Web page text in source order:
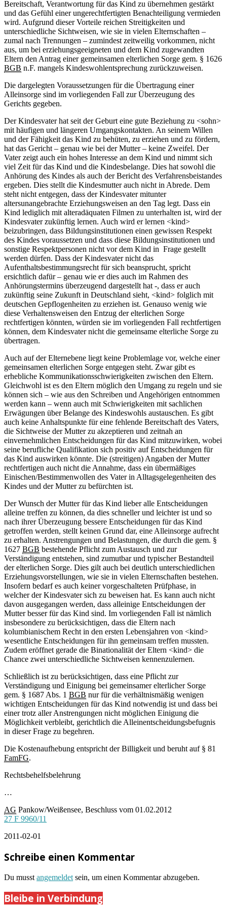
Bereitschaft, Verantwortung für das Kind zu übernehmen gestärkt
und das Gefühl einer ungerechtfertigten Benachteiligung vermieden
wird. Aufgrund dieser Vorteile reichen Streitigkeiten und
unterschiedliche Sichtweisen, wie sie in vielen Elternschaften –
zumal nach Trennungen – zumindest zeitweilig vorkommen, nicht
aus, um bei erziehungsgeeigneten und dem Kind zugewandten
Eltern den Antrag einer gemeinsamen elterlichen Sorge gem. § 1626
BGB n.F. mangels Kindeswohlentsprechung zurückzuweisen.
Die dargelegten Voraussetzungen für die Übertragung einer
Alleinsorge sind im vorliegenden Fall zur Überzeugung des
Gerichts gegeben.
Der Kindesvater hat seit der Geburt eine gute Beziehung zu <sohn>
mit häufigen und längeren Umgangskontakten. An seinem Willen
und der Fähigkeit das Kind zu behüten, zu erziehen und zu fördern,
hat das Gericht – genau wie bei der Mutter – keine Zweifel. Der
Vater zeigt auch ein hohes Interesse an dem Kind und nimmt sich
viel Zeit für das Kind und die Kindesbelange. Dies hat sowohl die
Anhörung des Kindes als auch der Bericht des Verfahrensbeistandes
ergeben. Dies stellt die Kindesmutter auch nicht in Abrede. Dem
steht nicht entgegen, dass der Kindesvater mitunter
altersunangebrachte Erziehungsweisen an den Tag legt. Dass ein
Kind lediglich mit alteradäquaten Filmen zu unterhalten ist, wird der
Kindesvater zukünftig lernen. Auch wird er lernen <kind>
beizubringen, dass Bildungsinstitutionen einen gewissen Respekt
des Kindes voraussetzen und dass diese Bildungsinstitutionen und
sonstige Respektpersonen nicht vor dem Kind in Frage gestellt
werden dürfen. Dass der Kindesvater nicht das
Aufenthaltsbestimmungsrecht für sich beansprucht, spricht
ersichtlich dafür – genau wie er dies auch im Rahmen des
Anhörungstermins überzeugend dargestellt hat -, dass er auch
zukünftig seine Zukunft in Deutschland sieht, <kind> folglich mit
deutschen Gepflogenheiten zu erziehen ist. Genauso wenig wie
diese Verhaltensweisen den Entzug der elterlichen Sorge
rechtfertigen könnten, würden sie im vorliegenden Fall rechtfertigen
können, dem Kindesvater nicht die gemeinsame elterliche Sorge zu
übertragen.
Auch auf der Elternebene liegt keine Problemlage vor, welche einer
gemeinsamen elterlichen Sorge entgegen steht. Zwar gibt es
erhebliche Kommunikationsschwierigkeiten zwischen den Eltern.
Gleichwohl ist es den Eltern möglich den Umgang zu regeln und sie
können sich – wie aus den Schreiben und Angehörigen entnommen
werden kann – wenn auch mit Schwierigkeiten mit sachlichen
Erwägungen über Belange des Kindeswohls austauschen. Es gibt
auch keine Anhaltspunkte für eine fehlende Bereitschaft des Vaters,
die Sichtweise der Mutter zu akzeptieren und zeitnah an
einvernehmlichen Entscheidungen für das Kind mitzuwirken, wobei
seine berufliche Qualifikation sich positiv auf Entscheidungen für
das Kind auswirken könnte. Die (streitigen) Angaben der Mutter
rechtfertigen auch nicht die Annahme, dass ein übermäßiges
Einischen/Bestimmenwollen des Vater in Alltagsgelegenheiten des
Kindes und der Mutter zu befürchten ist.
Der Wunsch der Mutter für das Kind lieber alle Entscheidungen
alleine treffen zu können, da dies schneller und leichter ist und so
nach ihrer Überzeugung bessere Entscheidungen für das Kind
getroffen werden, stellt keinen Grund dar, eine Alleinsorge aufrecht
zu erhalten. Anstrengungen und Belastungen, die durch die gem. §
1627 BGB bestehende Pflicht zum Austausch und zur
Verständigung entstehen, sind zumutbar und typischer Bestandteil
der elterlichen Sorge. Dies gilt auch bei deutlich unterschiedlichen
Erziehungsvorstellungen, wie sie in vielen Elternschaften bestehen.
Insofern bedarf es auch keiner vorgeschalteten Prüfphase, in
welcher der Kindesvater sich zu beweisen hat. Es kann auch nicht
davon ausgegangen werden, dass alleinige Entscheidungen der
Mutter besser für das Kind sind. Im vorliegenden Fall ist nämlich
insbesondere zu berücksichtigen, dass die Eltern nach
kolumbianischem Recht in den ersten Lebensjahren von <kind>
wesentliche Entscheidungen für ihn gemeinsam treffen mussten.
Zudem eröffnet gerade die Binationalität der Eltern <kind> die
Chance zwei unterschiedliche Sichtweisen kennenzulernen.
Schließlich ist zu berücksichtigen, dass eine Pflicht zur
Verständigung und Einigung bei gemeinsamer elterlicher Sorge
gem. § 1687 Abs. 1 BGB nur für die verhältnismäßig wenigen
wichtigen Entscheidungen für das Kind notwendig ist und dass bei
einer trotz aller Anstrengungen nicht möglichen Einigung die
Möglichkeit verbleibt, gerichtlich die Alleinentscheidungsbefugnis
in dieser Frage zu begehren.
Die Kostenaufhebung entspricht der Billigkeit und beruht auf § 81
FamFG.
Rechtsbehelfsbelehrung
…
AG Pankow/Weißensee, Beschluss vom 01.02.2012
27 F 9960/11
2011-02-01
Schreibe einen Kommentar
Du musst angemeldet sein, um einen Kommentar abzugeben.
Bleibe in Verbindung